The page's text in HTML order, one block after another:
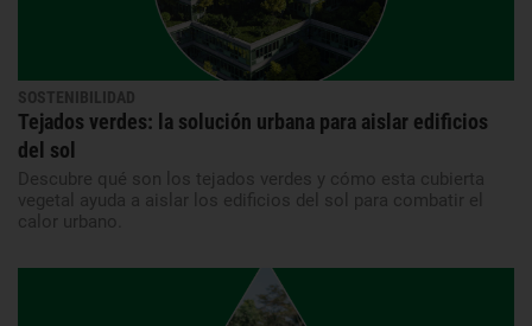
SOSTENIBILIDAD
Tejados verdes: la solución urbana para aislar edificios
del sol
Descubre qué son los tejados verdes y cómo esta cubierta
vegetal ayuda a aislar los edificios del sol para combatir el
calor urbano.